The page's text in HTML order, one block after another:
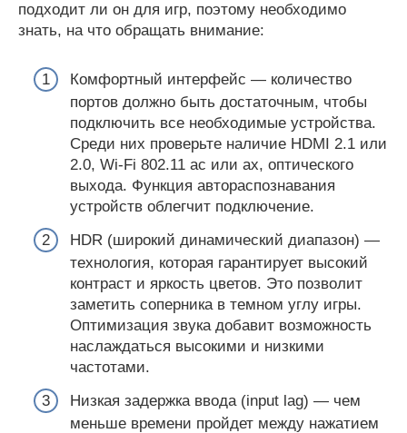
подходит ли он для игр, поэтому необходимо
знать, на что обращать внимание:
Комфортный интерфейс ― количество
портов должно быть достаточным, чтобы
подключить все необходимые устройства.
Среди них проверьте наличие HDMI 2.1 или
2.0, Wi-Fi 802.11 ac или ax, оптического
выхода. Функция автораспознавания
устройств облегчит подключение.
HDR (широкий динамический диапазон) ―
технология, которая гарантирует высокий
контраст и яркость цветов. Это позволит
заметить соперника в темном углу игры.
Оптимизация звука добавит возможность
наслаждаться высокими и низкими
частотами.
Низкая задержка ввода (input lag) ― чем
меньше времени пройдет между нажатием